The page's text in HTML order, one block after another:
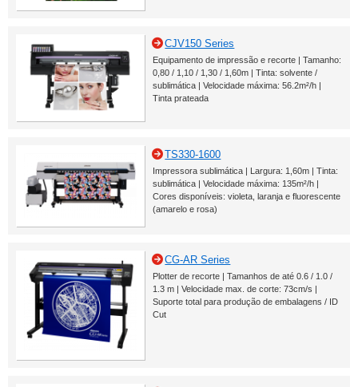
CJV150 Series
Equipamento de impressão e recorte | Tamanho:
0,80 / 1,10 / 1,30 / 1,60m | Tinta: solvente /
sublimática | Velocidade máxima: 56.2m²/h |
Tinta prateada
TS330-1600
Impressora sublimática | Largura: 1,60m | Tinta:
sublimática | Velocidade máxima: 135m²/h |
Cores disponíveis: violeta, laranja e fluorescente
(amarelo e rosa)
CG-AR Series
Plotter de recorte | Tamanhos de até 0.6 / 1.0 /
1.3 m | Velocidade max. de corte: 73cm/s |
Suporte total para produção de embalagens / ID
Cut